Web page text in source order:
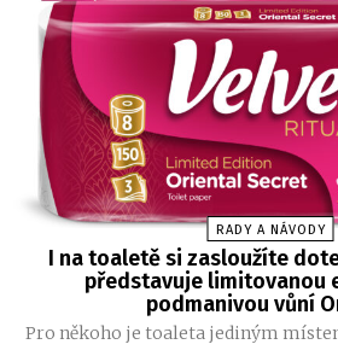
RADY A NÁVODY
I na toaletě si zasloužíte
představuje limitovanou
podmanivou vůní
Pro někoho je toaleta jediným